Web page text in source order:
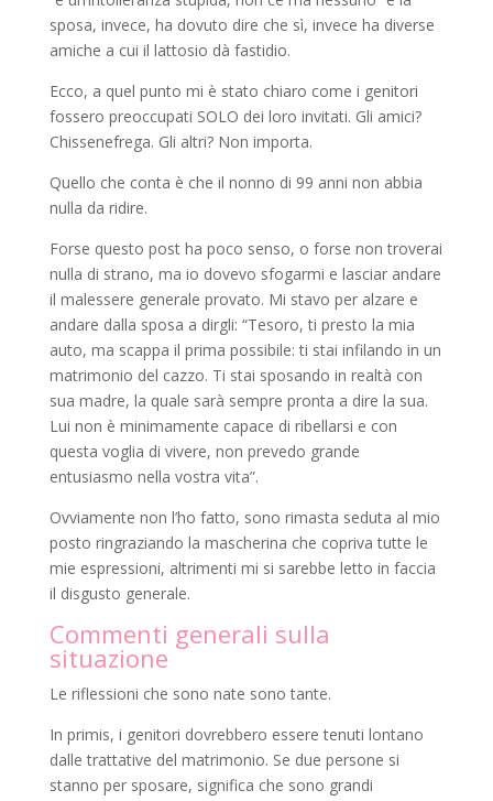
sposa, invece, ha dovuto dire che sì, invece ha diverse
amiche a cui il lattosio dà fastidio.
Ecco, a quel punto mi è stato chiaro come i genitori
fossero preoccupati SOLO dei loro invitati. Gli amici?
Chissenefrega. Gli altri? Non importa.
Quello che conta è che il nonno di 99 anni non abbia
nulla da ridire.
Forse questo post ha poco senso, o forse non troverai
nulla di strano, ma io dovevo sfogarmi e lasciar andare
il malessere generale provato. Mi stavo per alzare e
andare dalla sposa a dirgli: “Tesoro, ti presto la mia
auto, ma scappa il prima possibile: ti stai infilando in un
matrimonio del cazzo. Ti stai sposando in realtà con
sua madre, la quale sarà sempre pronta a dire la sua.
Lui non è minimamente capace di ribellarsi e con
questa voglia di vivere, non prevedo grande
entusiasmo nella vostra vita”.
Ovviamente non l’ho fatto, sono rimasta seduta al mio
posto ringraziando la mascherina che copriva tutte le
mie espressioni, altrimenti mi si sarebbe letto in faccia
il disgusto generale.
Commenti generali sulla
situazione
Le riflessioni che sono nate sono tante.
In primis, i genitori dovrebbero essere tenuti lontano
dalle trattative del matrimonio. Se due persone si
stanno per sposare, significa che sono grandi